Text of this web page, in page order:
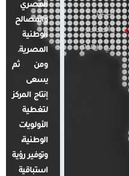
مصر
والعالم
في أرقام
المصري
والمصالح
الوطنية
المصرية.
ومن ثم
يسعى
إنتاج المركز
لتغطية
الأولويات
الوطنية،
وتوفير رؤية
استباقية